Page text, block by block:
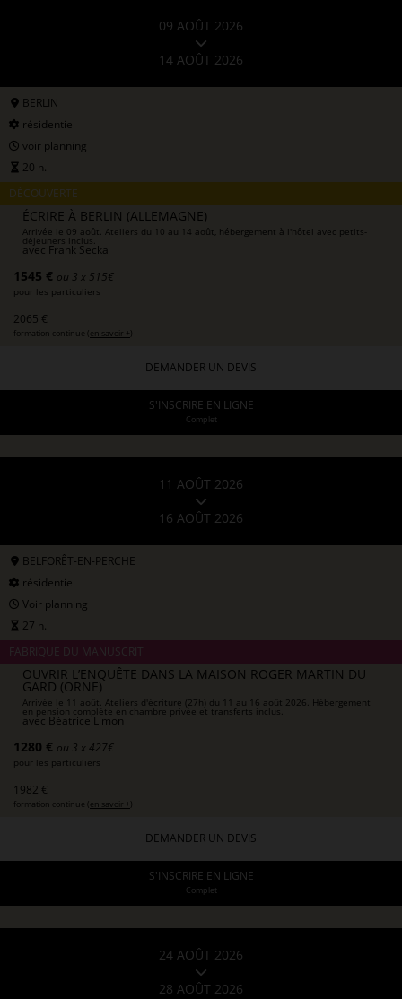
09 AOÛT 2026
14 AOÛT 2026
BERLIN
résidentiel
voir planning
20 h.
DÉCOUVERTE
ÉCRIRE À BERLIN (ALLEMAGNE)
Arrivée le 09 août. Ateliers du 10 au 14 août, hébergement à l'hôtel avec petits-
déjeuners inclus.
avec Frank Secka
1545 € ou 3 x 515€
pour les particuliers
2065 €
formation continue ( en savoir + )
DEMANDER UN DEVIS
S'INSCRIRE EN LIGNE
Complet
11 AOÛT 2026
16 AOÛT 2026
BELFORÊT-EN-PERCHE
résidentiel
Voir planning
27 h.
FABRIQUE DU MANUSCRIT
OUVRIR L’ENQUÊTE DANS LA MAISON ROGER MARTIN DU
GARD (ORNE)
Arrivée le 11 août. Ateliers d'écriture (27h) du 11 au 16 août 2026. Hébergement
en pension complète en chambre privée et transferts inclus.
avec Béatrice Limon
1280 € ou 3 x 427€
pour les particuliers
1982 €
formation continue ( en savoir + )
DEMANDER UN DEVIS
S'INSCRIRE EN LIGNE
Complet
24 AOÛT 2026
28 AOÛT 2026